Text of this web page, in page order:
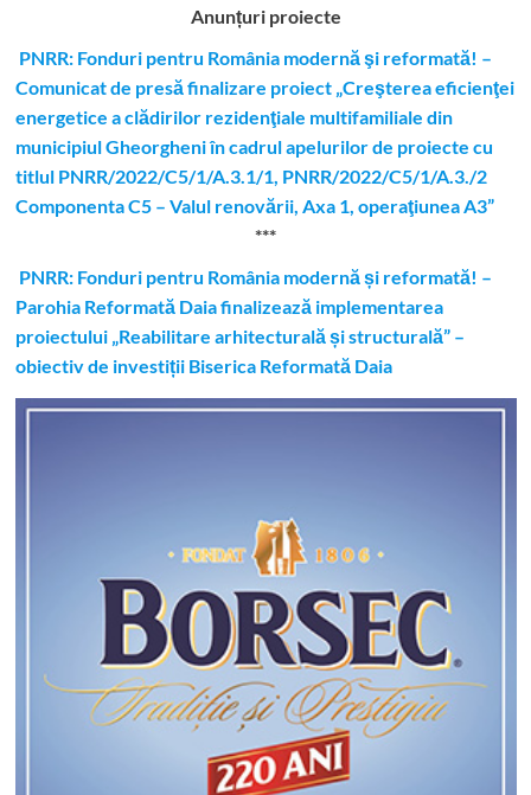
Anunțuri proiecte
PNRR: Fonduri pentru România modernă şi reformată! –
Comunicat de presă finalizare proiect „Creşterea eficienţei
energetice a clădirilor rezidenţiale multifamiliale din
municipiul Gheorgheni în cadrul apelurilor de proiecte cu
titlul PNRR/2022/C5/1/A.3.1/1, PNRR/2022/C5/1/A.3./2
Componenta C5 – Valul renovării, Axa 1, operaţiunea A3”
***
PNRR: Fonduri pentru România modernă și reformată! –
Parohia Reformată Daia finalizează implementarea
proiectului „Reabilitare arhitecturală și structurală” –
obiectiv de investiții Biserica Reformată Daia